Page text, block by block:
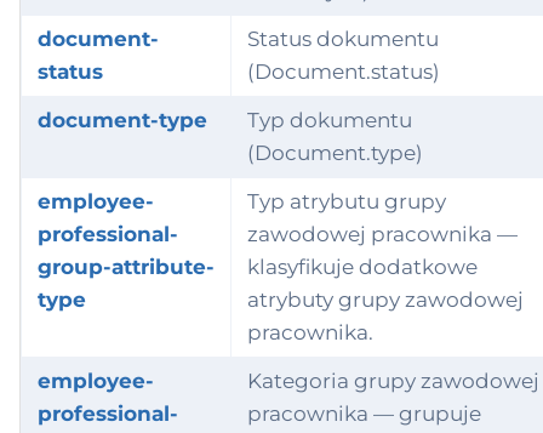
document-
status
Status dokumentu
(Document.status)
document-type
Typ dokumentu
(Document.type)
employee-
professional-
group-attribute-
type
Typ atrybutu grupy
zawodowej pracownika —
klasyfikuje dodatkowe
atrybuty grupy zawodowej
pracownika.
employee-
professional-
Kategoria grupy zawodowej
pracownika — grupuje